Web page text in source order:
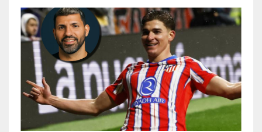
3
ATL
24
IND
34